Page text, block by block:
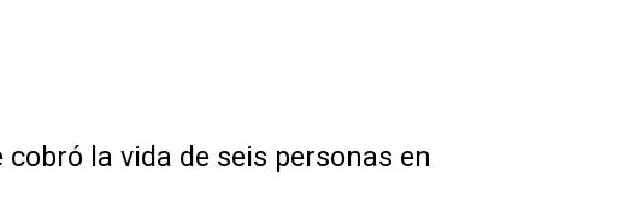
la vida de seis personas en